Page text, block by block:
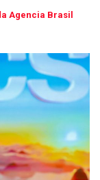
Agencia Brasil